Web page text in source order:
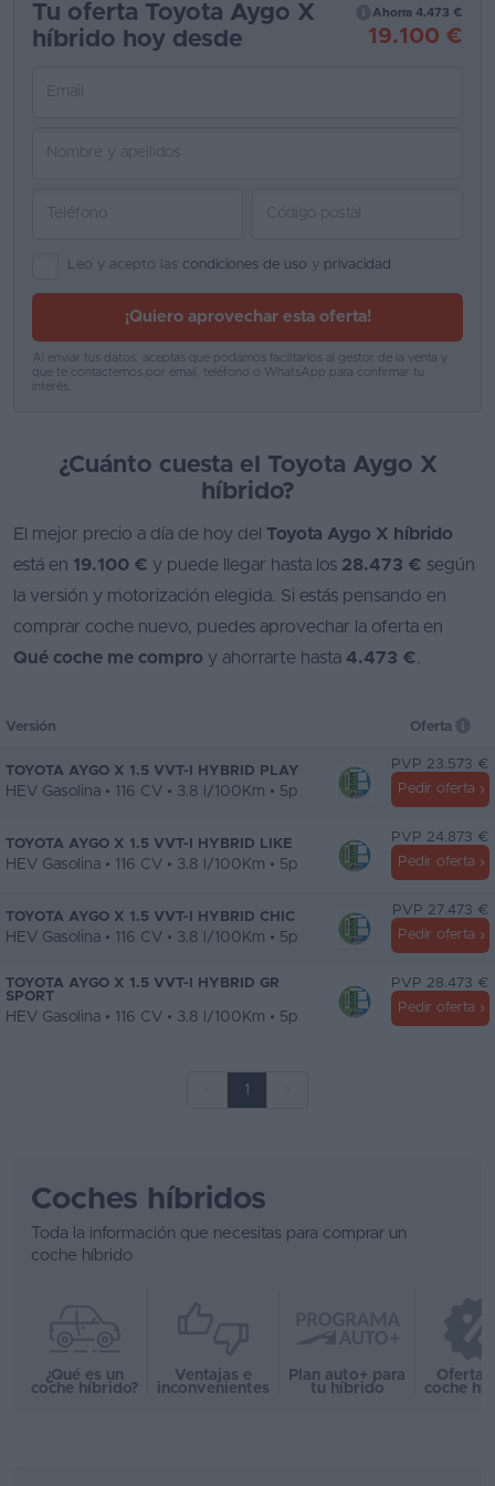
Favoritos
Concesionarios
coche
Blog
Tu oferta Toyota Aygo X
híbrido hoy desde
Ahorra 4.473 €
19.100 €
Leo y acepto las condiciones de uso y privacidad
¡Quiero aprovechar esta oferta!
Al enviar tus datos, aceptas que podamos facilitarlos al gestor de la venta y
que te contactemos por email, teléfono o WhatsApp para confirmar tu
interés.
¿Cuánto cuesta el Toyota Aygo X
híbrido?
El mejor precio a día de hoy del Toyota Aygo X híbrido
está en 19.100 € y puede llegar hasta los 28.473 € según
la versión y motorización elegida. Si estás pensando en
comprar coche nuevo, puedes aprovechar la oferta en
Qué coche me compro y ahorrarte hasta 4.473 €.
Versión Oferta
TOYOTA AYGO X 1.5 VVT-I HYBRID PLAY
HEV Gasolina • 116 CV • 3.8 l/100Km • 5p
PVP 23.573 €
Pedir oferta
TOYOTA AYGO X 1.5 VVT-I HYBRID LIKE
HEV Gasolina • 116 CV • 3.8 l/100Km • 5p
PVP 24.873 €
Pedir oferta
TOYOTA AYGO X 1.5 VVT-I HYBRID CHIC
HEV Gasolina • 116 CV • 3.8 l/100Km • 5p
PVP 27.473 €
Pedir oferta
TOYOTA AYGO X 1.5 VVT-I HYBRID GR
SPORT
HEV Gasolina • 116 CV • 3.8 l/100Km • 5p
PVP 28.473 €
Pedir oferta
1
Coches híbridos
Toda la información que necesitas para comprar un
coche híbrido
¿Qué es un
coche híbrido?
Ventajas e
inconvenientes
Plan auto+ para
tu híbrido
Ofertas
coche